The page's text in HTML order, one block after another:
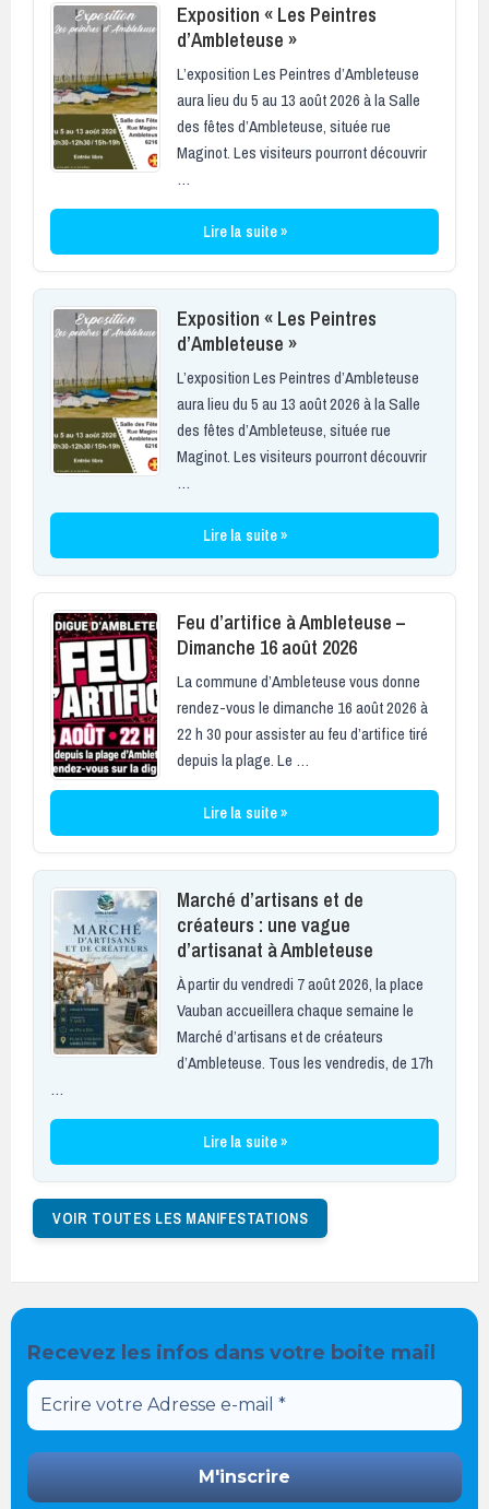
Exposition « Les Peintres
d’Ambleteuse »
L’exposition Les Peintres d’Ambleteuse
aura lieu du 5 au 13 août 2026 à la Salle
des fêtes d’Ambleteuse, située rue
Maginot. Les visiteurs pourront découvrir
…
Lire la suite »
Exposition « Les Peintres
d’Ambleteuse »
L’exposition Les Peintres d’Ambleteuse
aura lieu du 5 au 13 août 2026 à la Salle
des fêtes d’Ambleteuse, située rue
Maginot. Les visiteurs pourront découvrir
…
Lire la suite »
Feu d’artifice à Ambleteuse –
Dimanche 16 août 2026
La commune d’Ambleteuse vous donne
rendez-vous le dimanche 16 août 2026 à
22 h 30 pour assister au feu d’artifice tiré
depuis la plage. Le …
Lire la suite »
Marché d’artisans et de
créateurs : une vague
d’artisanat à Ambleteuse
À partir du vendredi 7 août 2026, la place
Vauban accueillera chaque semaine le
Marché d’artisans et de créateurs
d’Ambleteuse. Tous les vendredis, de 17h
…
Lire la suite »
VOIR TOUTES LES MANIFESTATIONS
Recevez les infos dans votre boite mail